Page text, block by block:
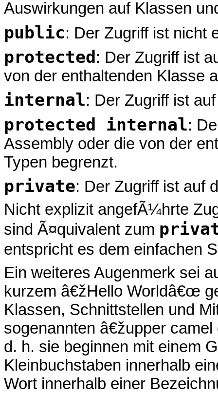
Auswirkungen auf Klassen
public: Der Zugriff ist nicht
protected : Der Zugriff ist
von der enthaltenden Klasse
internal: Der Zugriff ist
protected internal:
Assembly oder die von der
Typen begrenzt.
private: Der Zugriff ist auf
Nicht explizit angefÃ¼hrte
sind Ã¤quivalent zum
entspricht es dem einfachen
Ein weiteres Augenmerk sei
kurzem â€žHello Worldâ€œ
Klassen, Schnittstellen und
sogenannten â€župper
d. h. sie beginnen mit einem
Kleinbuchstaben innerhalb
Wort innerhalb einer